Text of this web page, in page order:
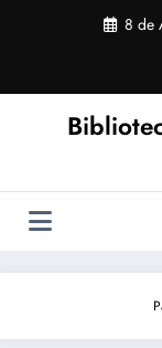
8 de